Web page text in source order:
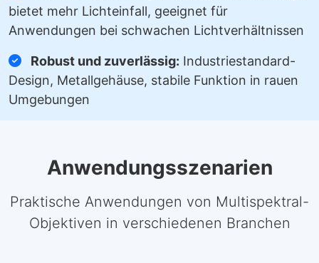
bietet mehr Lichteinfall, geeignet für
Anwendungen bei schwachen Lichtverhältnissen
Robust und zuverlässig: Industriestandard-
Design, Metallgehäuse, stabile Funktion in rauen
Umgebungen
Anwendungsszenarien
Praktische Anwendungen von Multispektral-
Objektiven in verschiedenen Branchen